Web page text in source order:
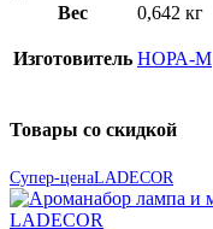
Вес
0,642 кг
Изготовитель НОРА-М
Товары со скидкой
Супер-ценаLADECOR